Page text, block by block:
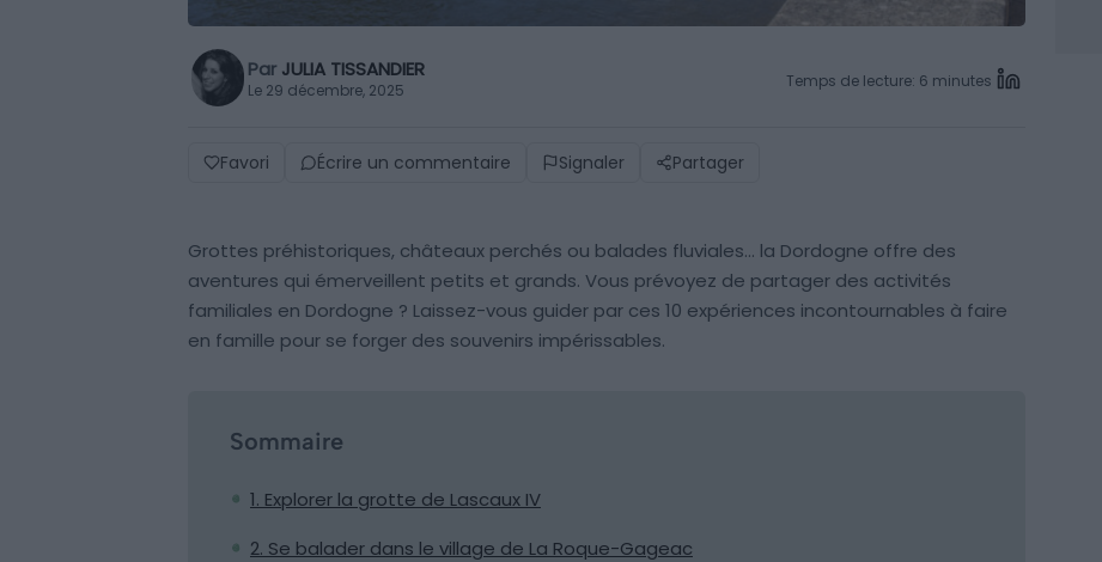
Par JULIA TISSANDIER
Le 29 décembre, 2025 Temps de lecture: 6 minutes
Favori Écrire un commentaire Signaler Partager
Grottes préhistoriques, châteaux perchés ou balades fluviales… la Dordogne offre des
aventures qui émerveillent petits et grands. Vous prévoyez de partager des activités
familiales en Dordogne ? Laissez-vous guider par ces 10 expériences incontournables à faire
en famille pour se forger des souvenirs impérissables.
Sommaire
1. Explorer la grotte de Lascaux IV
2. Se balader dans le village de La Roque-Gageac